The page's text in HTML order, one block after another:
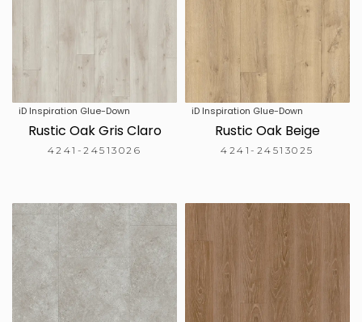
iD Inspiration Glue-Down
Rustic Oak Gris Claro
4241-24513026
iD Inspiration Glue-Down
Rustic Oak Beige
4241-24513025